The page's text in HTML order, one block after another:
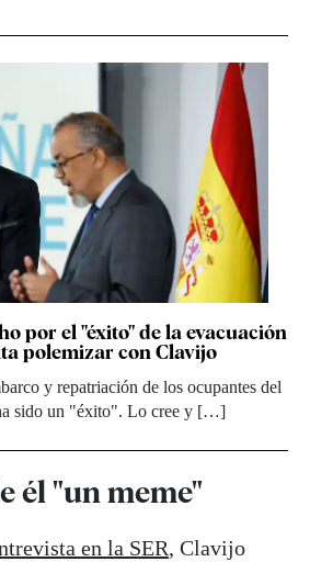
por el "éxito" de la evacuación
polemizar con Clavijo
y repatriación de los ocupantes del
sido un "éxito". Lo cree y […]
él "un meme"
en la SER, Clavijo